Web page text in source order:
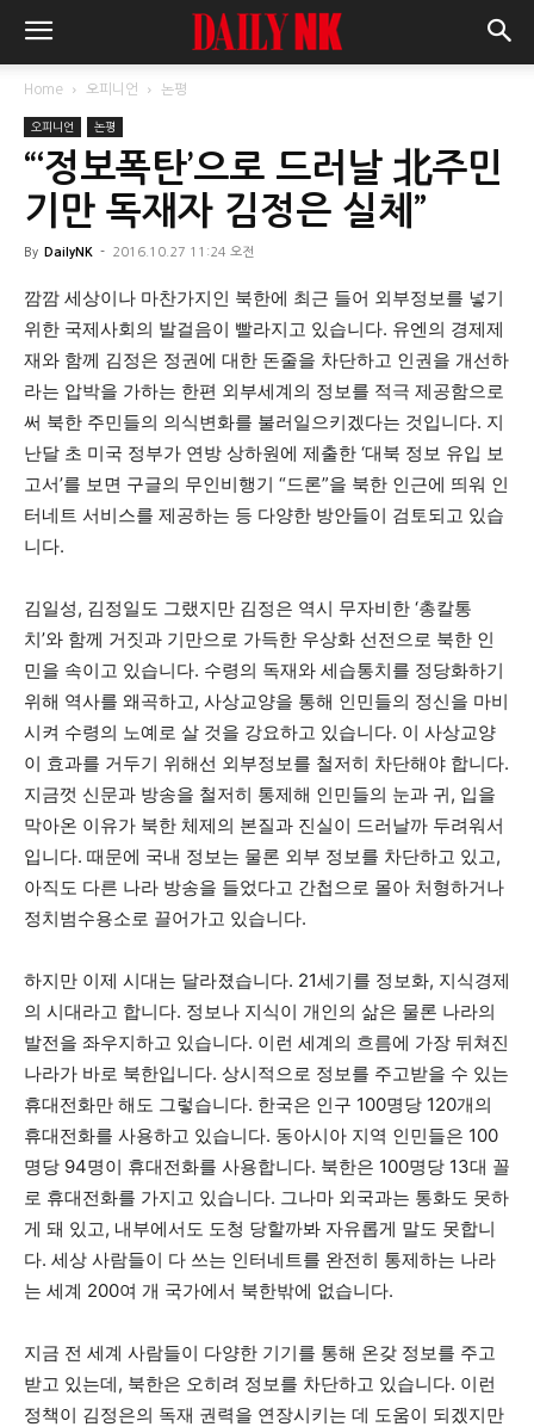
Home 오피니언 논평
오피니언 논평
“‘정보폭탄’으로 드러날 北주민
기만 독재자 김정은 실체”
By DailyNK - 2016.10.27 11:24 오전
깜깜 세상이나 마찬가지인 북한에 최근 들어 외부정보를 넣기
위한 국제사회의 발걸음이 빨라지고 있습니다. 유엔의 경제제
재와 함께 김정은 정권에 대한 돈줄을 차단하고 인권을 개선하
라는 압박을 가하는 한편 외부세계의 정보를 적극 제공함으로
써 북한 주민들의 의식변화를 불러일으키겠다는 것입니다. 지
난달 초 미국 정부가 연방 상하원에 제출한 ‘대북 정보 유입 보
고서’를 보면 구글의 무인비행기 “드론”을 북한 인근에 띄워 인
터네트 서비스를 제공하는 등 다양한 방안들이 검토되고 있습
니다.
김일성, 김정일도 그랬지만 김정은 역시 무자비한 ‘총칼통
치’와 함께 거짓과 기만으로 가득한 우상화 선전으로 북한 인
민을 속이고 있습니다. 수령의 독재와 세습통치를 정당화하기
위해 역사를 왜곡하고, 사상교양을 통해 인민들의 정신을 마비
시켜 수령의 노예로 살 것을 강요하고 있습니다. 이 사상교양
이 효과를 거두기 위해선 외부정보를 철저히 차단해야 합니다.
지금껏 신문과 방송을 철저히 통제해 인민들의 눈과 귀, 입을
막아온 이유가 북한 체제의 본질과 진실이 드러날까 두려워서
입니다. 때문에 국내 정보는 물론 외부 정보를 차단하고 있고,
아직도 다른 나라 방송을 들었다고 간첩으로 몰아 처형하거나
정치범수용소로 끌어가고 있습니다.
하지만 이제 시대는 달라졌습니다. 21세기를 정보화, 지식경제
의 시대라고 합니다. 정보나 지식이 개인의 삶은 물론 나라의
발전을 좌우지하고 있습니다. 이런 세계의 흐름에 가장 뒤쳐진
나라가 바로 북한입니다. 상시적으로 정보를 주고받을 수 있는
휴대전화만 해도 그렇습니다. 한국은 인구 100명당 120개의
휴대전화를 사용하고 있습니다. 동아시아 지역 인민들은 100
명당 94명이 휴대전화를 사용합니다. 북한은 100명당 13대 꼴
로 휴대전화를 가지고 있습니다. 그나마 외국과는 통화도 못하
게 돼 있고, 내부에서도 도청 당할까봐 자유롭게 말도 못합니
다. 세상 사람들이 다 쓰는 인터네트를 완전히 통제하는 나라
는 세계 200여 개 국가에서 북한밖에 없습니다.
지금 전 세계 사람들이 다양한 기기를 통해 온갖 정보를 주고
받고 있는데, 북한은 오히려 정보를 차단하고 있습니다. 이런
정책이 김정은의 독재 권력을 연장시키는 데 도움이 되겠지만